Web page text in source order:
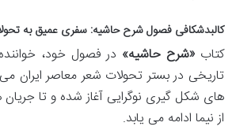
کالبدشکافی فصول شرح حاشیه: سفری عمیق به
کتاب«شرح حاشیه» در فصول خود،
تاریخی در بستر تحولات شعر معاصر ایران می
های شکل گیری نوگرایی آغاز شده و تا
از نیما ادامه می یابد.